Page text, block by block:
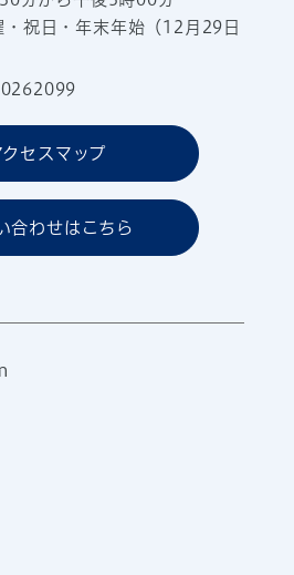
・祝日・年末年始（12月29日
クセスマップ
合わせはこちら